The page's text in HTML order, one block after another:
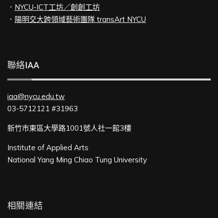
． NYCU-ICT工坊／創創工坊
． 陽明交大跨領域藝術團隊 transArt NYCU
聯絡IAA
iaa@nycu.edu.tw
03-5712121 #31963
新竹市東區大學路1001號人社一館3樓
Institute of Applied Arts
National Yang Ming Chiao Tung University
相關連結